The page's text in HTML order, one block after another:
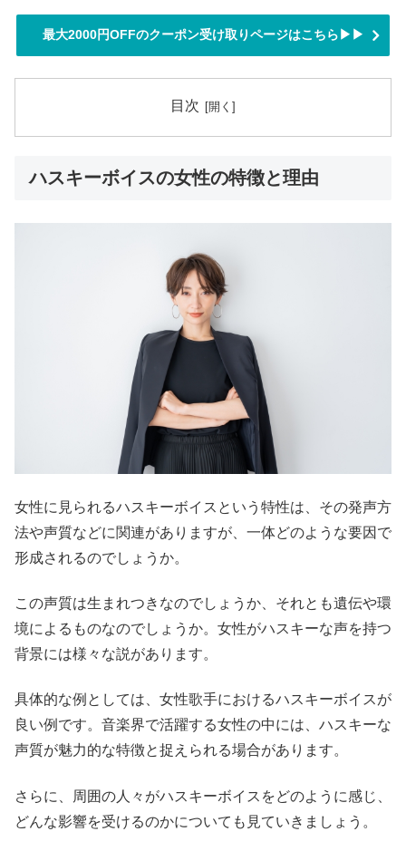
最大2000円OFFのクーポン受け取りページはこちら▶▶
目次
ハスキーボイスの女性の特徴と理由
女性に見られるハスキーボイスという特性は、その発声方
法や声質などに関連がありますが、一体どのような要因で
形成されるのでしょうか。
この声質は生まれつきなのでしょうか、それとも遺伝や環
境によるものなのでしょうか。女性がハスキーな声を持つ
背景には様々な説があります。
具体的な例としては、女性歌手におけるハスキーボイスが
良い例です。音楽界で活躍する女性の中には、ハスキーな
声質が魅力的な特徴と捉えられる場合があります。
さらに、周囲の人々がハスキーボイスをどのように感じ、
どんな影響を受けるのかについても見ていきましょう。